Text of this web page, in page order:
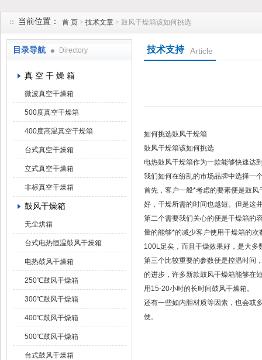
当前位置： 首 页 > 技术文章 > 鼓风干燥箱该如何挑选
目录导航 Directory
真 空 干 燥 箱
微波真空干燥箱
500度真空干燥箱
400度高温真空干燥箱
台式真空干燥箱
立式真空干燥箱
非标真空干燥箱
鼓风干燥箱
无尘烘箱
台式电热恒温鼓风干燥箱
电热鼓风干燥箱
250℃鼓风干燥箱
300℃鼓风干燥箱
400℃鼓风干燥箱
500℃鼓风干燥箱
台式鼓风干燥箱
技术支持 Article
如何挑选鼓风干燥箱
鼓风干燥箱该如何挑选
电热鼓风干燥箱作为一款能够快速达
我们如何在纷乱的市场品牌中选择一
首先，客户一般*考虑的要素便是鼓
好，干燥所需的时间也越短。但是这
第二个需要我们关心的便是干燥箱的
量的能够*的减少客户使用干燥箱的
100L足矣，而且干燥效果好，是大多
第三个比较重要的参数便是控温时间
的进步，许多新款鼓风干燥箱能够在
用15-20小时的长时间鼓风干燥箱。
还有一些如内胆材质等因素，也会或
便。